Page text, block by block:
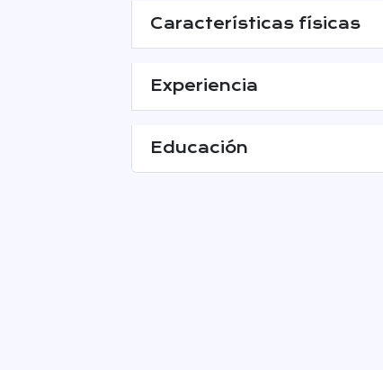
Características físicas
Experiencia
Educación